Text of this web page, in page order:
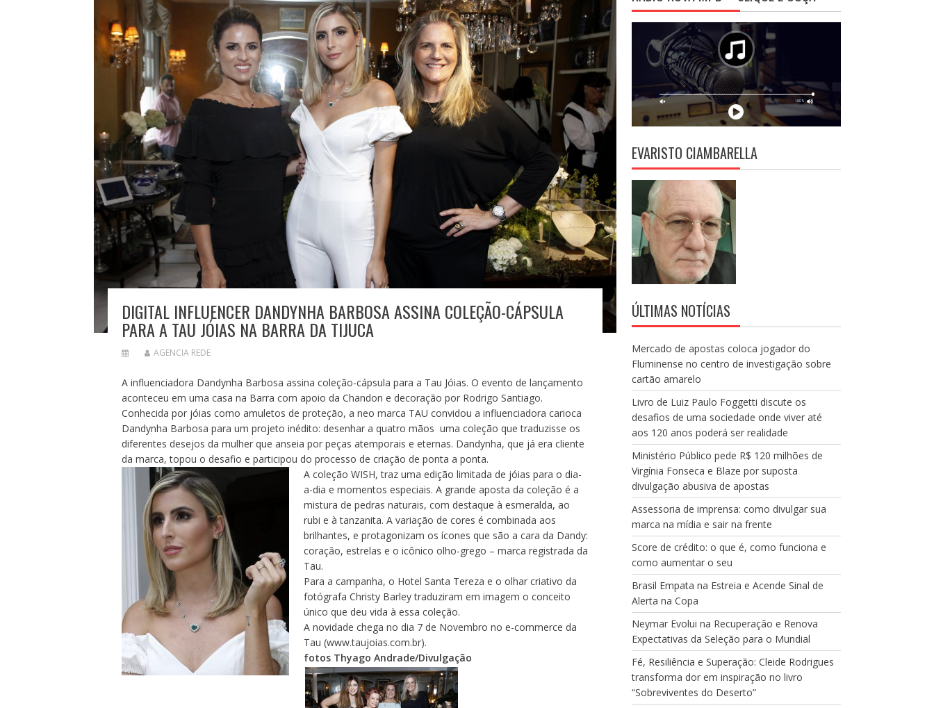
DIGITAL INFLUENCER DANDYNHA BARBOSA ASSINA COLEÇÃO-CÁPSULA
PARA A TAU JÓIAS NA BARRA DA TIJUCA
AGENCIA REDE
A influenciadora Dandynha Barbosa assina coleção-cápsula para a Tau Jóias. O evento de lançamento
aconteceu em uma casa na Barra com apoio da Chandon e decoração por Rodrigo Santiago.
Conhecida por jóias como amuletos de proteção, a neo marca TAU convidou a influenciadora carioca
Dandynha Barbosa para um projeto inédito: desenhar a quatro mãos uma coleção que traduzisse os
diferentes desejos da mulher que anseia por peças atemporais e eternas. Dandynha, que já era cliente
da marca, topou o desafio e participou do processo de criação de ponta a ponta.
A coleção WISH, traz uma edição limitada de jóias para o dia-
a-dia e momentos especiais. A grande aposta da coleção é a
mistura de pedras naturais, com destaque à esmeralda, ao
rubi e à tanzanita. A variação de cores é combinada aos
brilhantes, e protagonizam os ícones que são a cara da Dandy:
coração, estrelas e o icônico olho-grego – marca registrada da
Tau.
Para a campanha, o Hotel Santa Tereza e o olhar criativo da
fotógrafa Christy Barley traduziram em imagem o conceito
único que deu vida à essa coleção.
A novidade chega no dia 7 de Novembro no e-commerce da
Tau (www.taujoias.com.br).
fotos Thyago Andrade/Divulgação
EVARISTO CIAMBARELLA
ÚLTIMAS NOTÍCIAS
Mercado de apostas coloca jogador do
Fluminense no centro de investigação sobre
cartão amarelo
Livro de Luiz Paulo Foggetti discute os
desafios de uma sociedade onde viver até
aos 120 anos poderá ser realidade
Ministério Público pede R$ 120 milhões de
Virgínia Fonseca e Blaze por suposta
divulgação abusiva de apostas
Assessoria de imprensa: como divulgar sua
marca na mídia e sair na frente
Score de crédito: o que é, como funciona e
como aumentar o seu
Brasil Empata na Estreia e Acende Sinal de
Alerta na Copa
Neymar Evolui na Recuperação e Renova
Expectativas da Seleção para o Mundial
Fé, Resiliência e Superação: Cleide Rodrigues
transforma dor em inspiração no livro
“Sobreviventes do Deserto”